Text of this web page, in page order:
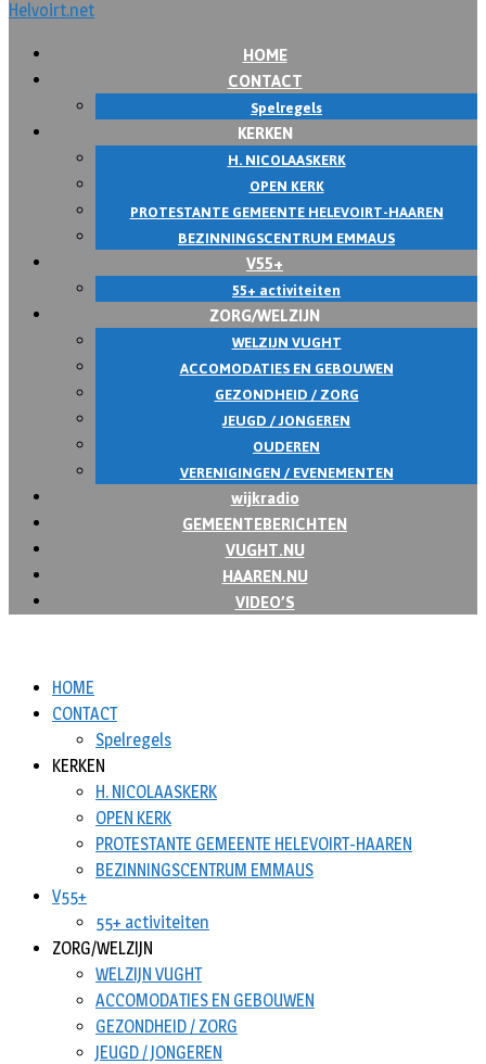
HOME
CONTACT
Spelregels
KERKEN
H. NICOLAASKERK
OPEN KERK
PROTESTANTE GEMEENTE HELEVOIRT-HAAREN
BEZINNINGSCENTRUM EMMAUS
V55+
55+ activiteiten
ZORG/WELZIJN
WELZIJN VUGHT
ACCOMODATIES EN GEBOUWEN
GEZONDHEID / ZORG
JEUGD / JONGEREN
OUDEREN
VERENIGINGEN / EVENEMENTEN
wijkradio
GEMEENTEBERICHTEN
VUGHT.NU
HAAREN.NU
VIDEO’S
HOME
CONTACT
Spelregels
KERKEN
H. NICOLAASKERK
OPEN KERK
PROTESTANTE GEMEENTE HELEVOIRT-HAAREN
BEZINNINGSCENTRUM EMMAUS
V55+
55+ activiteiten
ZORG/WELZIJN
WELZIJN VUGHT
ACCOMODATIES EN GEBOUWEN
GEZONDHEID / ZORG
JEUGD / JONGEREN